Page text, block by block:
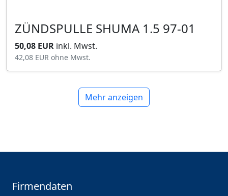
ZÜNDSPULLE SHUMA 1.5 97-01
50,08 EUR inkl. Mwst.
42,08 EUR ohne Mwst.
Mehr anzeigen
Firmendaten